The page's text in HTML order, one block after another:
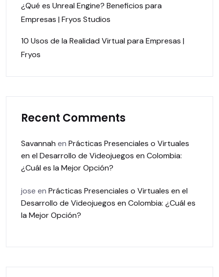
¿Qué es Unreal Engine? Beneficios para
Empresas | Fryos Studios
10 Usos de la Realidad Virtual para Empresas |
Fryos
Recent Comments
Savannah en Prácticas Presenciales o Virtuales
en el Desarrollo de Videojuegos en Colombia:
¿Cuál es la Mejor Opción?
jose en Prácticas Presenciales o Virtuales en el
Desarrollo de Videojuegos en Colombia: ¿Cuál es
la Mejor Opción?